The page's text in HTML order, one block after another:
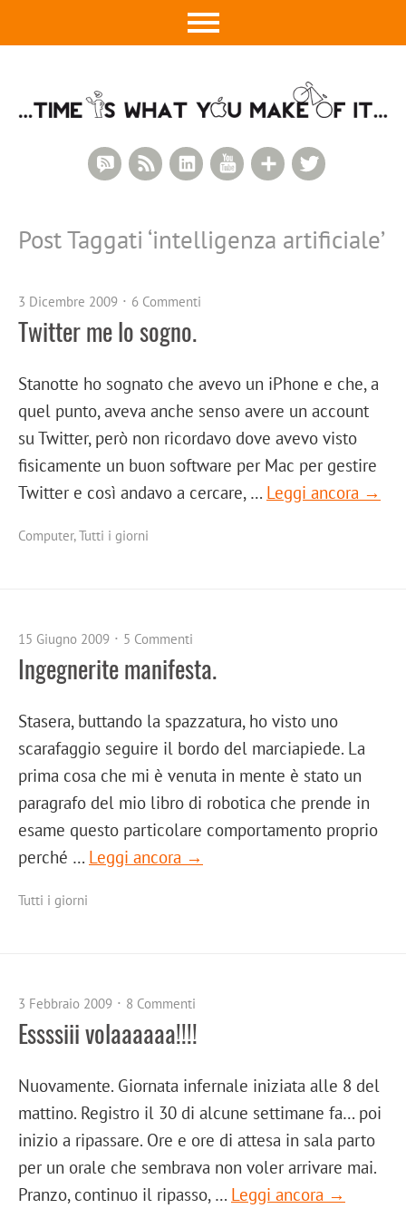
Google+
YouTube
LinkedIn
RSS Feed
RSS Comments
Post Taggati ‘intelligenza artificiale’
3 Dicembre 2009 6 Commenti
Twitter me lo sogno.
Stanotte ho sognato che avevo un iPhone e che, a
quel punto, aveva anche senso avere un account
su Twitter, però non ricordavo dove avevo visto
fisicamente un buon software per Mac per gestire
Twitter e così andavo a cercare, … Leggi ancora →
Computer,Tutti i giorni
15 Giugno 2009 5 Commenti
Ingegnerite manifesta.
Stasera, buttando la spazzatura, ho visto uno
scarafaggio seguire il bordo del marciapiede. La
prima cosa che mi è venuta in mente è stato un
paragrafo del mio libro di robotica che prende in
esame questo particolare comportamento proprio
perché … Leggi ancora →
Tutti i giorni
3 Febbraio 2009 8 Commenti
Essssiii volaaaaaa!!!!
Nuovamente. Giornata infernale iniziata alle 8 del
mattino. Registro il 30 di alcune settimane fa… poi
inizio a ripassare. Ore e ore di attesa in sala parto
per un orale che sembrava non voler arrivare mai.
Pranzo, continuo il ripasso, … Leggi ancora →